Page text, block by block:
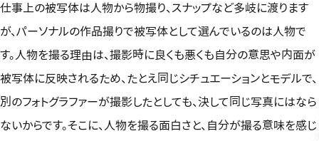
仕事上の被写体は人物から物撮り、スナップなど多岐に渡ります
が、パーソナルの作品撮りで被写体として選んでいるのは人物で
す。人物を撮る理由は、撮影時に良くも悪くも自分の意思や内面が
被写体に反映されるため、たとえ同じシチュエーションとモデルで、
別のフォトグラファーが撮影したとしても、決して同じ写真にはなら
ないからです。そこに、人物を撮る面白さと、自分が撮る意味を感じ